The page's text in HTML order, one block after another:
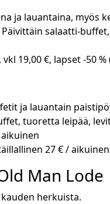
ja lauantaina, myös
salaatti-
19,00 €, lapset -50 %
ja lauantain
tuoretta leipää,
27 € / aikuinen
Man Lode
herkuista.